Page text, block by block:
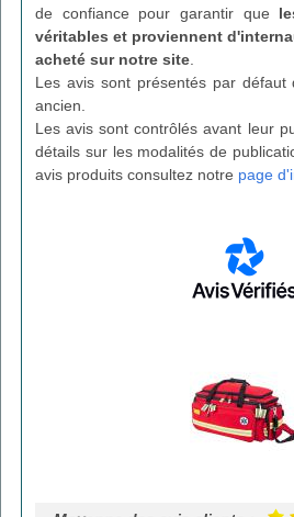
de confiance pour garantir que
véritables et proviennent
acheté sur notre site
Les avis sont présentés par
ancien.
Les avis sont contrôlés avant leur
détails sur les modalités de
avis produits consultez notre page